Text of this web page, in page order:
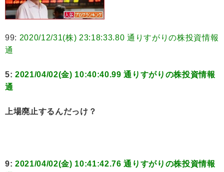
99: 2020/12/31(株) 23:18:33.80 通りすがりの株投資情報
通
5: 2021/04/02(金) 10:40:40.99 通りすがりの株投資情報
通
上場廃止するんだっけ？
9: 2021/04/02(金) 10:41:42.76 通りすがりの株投資情報